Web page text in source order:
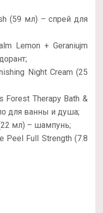
(59 мл) – спрей для
Lemon + Geraniujm
Night Cream (25
Forest Therapy Bath &
для ванны и душа;
мл) – шампунь;
Peel Full Strength (7.8